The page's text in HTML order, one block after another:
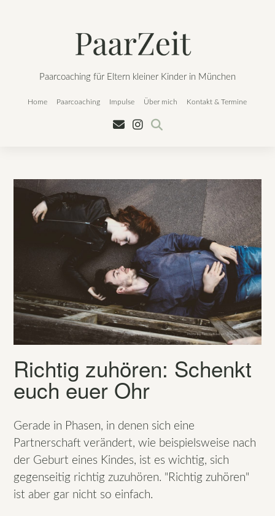
Paarcoaching für Eltern kleiner Kinder in München
Home Paarcoaching Impulse Über mich Kontakt & Termine
Richtig zuhören: Schenkt
euch euer Ohr
Gerade in Phasen, in denen sich eine
Partnerschaft verändert, wie beispielsweise nach
der Geburt eines Kindes, ist es wichtig, sich
gegenseitig richtig zuzuhören. "Richtig zuhören"
ist aber gar nicht so einfach.